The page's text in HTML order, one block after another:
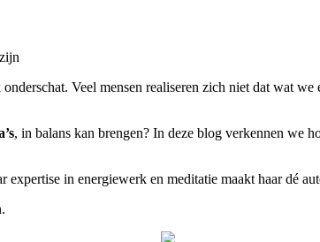
Veel mensen realiseren zich niet dat wat we
, in balans kan brengen? In deze blog verkennen we
in energiewerk en meditatie maakt haar dé